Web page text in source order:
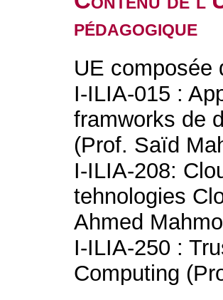
pédagogique
UE composée
I-ILIA-015 :
framworks de
(Prof. Saïd
I-ILIA-208:
tehnologies
Ahmed
I-ILIA-250 :
Computing